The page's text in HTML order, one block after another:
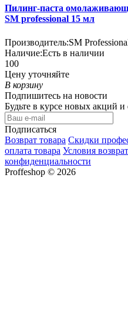
Пилинг-паста
SM professional 15 мл
Производитель:SM
Наличие:Есть в наличии
100
Цену уточняйте
В корзину
Подпишитесь на новости
Будьте в курсе новых акций
Подписаться
Возврат товара Скидки
оплата товара Условия
конфиденциальности
Proffeshop © 2026